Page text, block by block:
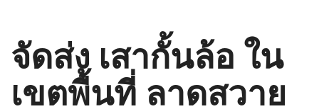
จัดส่ง เสากั้นล้อ ใน
เขตพื้นที่ ลาดสวาย